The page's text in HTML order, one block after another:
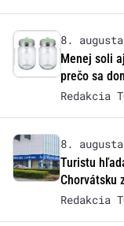
8.
Menej soli
prečo sa
Redakcia
8.
Turistu
Chorvátsku
Redakcia